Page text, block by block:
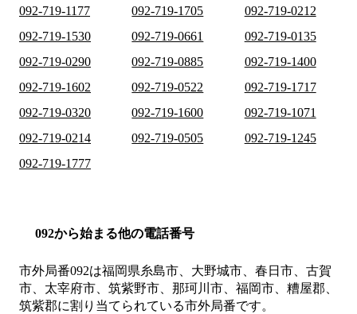
092-719-1177
092-719-1705
092-719-0212
092-719-1530
092-719-0661
092-719-0135
092-719-0290
092-719-0885
092-719-1400
092-719-1602
092-719-0522
092-719-1717
092-719-0320
092-719-1600
092-719-1071
092-719-0214
092-719-0505
092-719-1245
092-719-1777
092から始まる他の電話番号
市外局番092は福岡県糸島市、大野城市、春日市、古賀
市、太宰府市、筑紫野市、那珂川市、福岡市、糟屋郡、
筑紫郡に割り当てられている市外局番です。